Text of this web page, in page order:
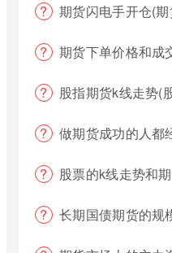
期货闪电手开仓(
期货下单价格和成交
股指期货k线走势(
做期货成功的人都经历过失败
股票的k线走势和期货k线走
长期国债期货的规